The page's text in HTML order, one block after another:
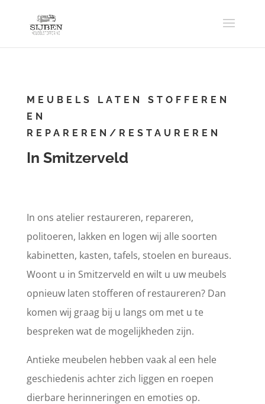
MEUBELS LATEN STOFFEREN
EN
REPAREREN/RESTAUREREN
In Smitzerveld
In ons atelier restaureren, repareren,
politoeren, lakken en logen wij alle soorten
kabinetten, kasten, tafels, stoelen en bureaus.
Woont u in Smitzerveld en wilt u uw meubels
opnieuw laten stofferen of restaureren? Dan
komen wij graag bij u langs om met u te
bespreken wat de mogelijkheden zijn.
Antieke meubelen hebben vaak al een hele
geschiedenis achter zich liggen en roepen
dierbare herinneringen en emoties op.